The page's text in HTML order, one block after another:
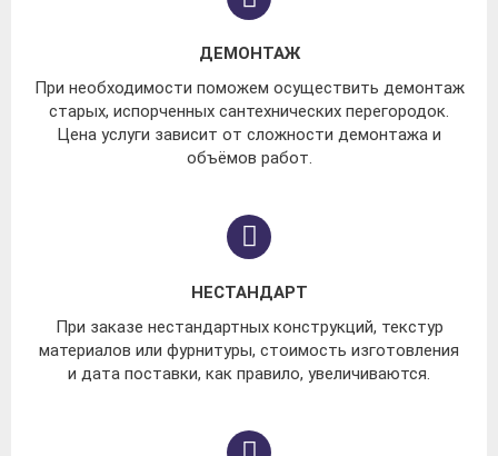
ДЕМОНТАЖ
При необходимости поможем осуществить демонтаж
старых, испорченных сантехнических перегородок.
Цена услуги зависит от сложности демонтажа и
объёмов работ.
НЕСТАНДАРТ
При заказе нестандартных конструкций, текстур
материалов или фурнитуры, стоимость изготовления
и дата поставки, как правило, увеличиваются.